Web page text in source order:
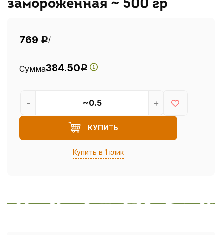
замороженная ~ 500 гр
769 Р/
Сумма384.50Р
КУПИТЬ
Купить в 1 клик
- +